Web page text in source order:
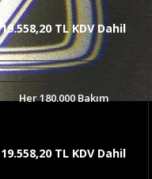
19.558,20 TL KDV Dahil
Her 180.000 Bakım
19.558,20 TL KDV Dahil